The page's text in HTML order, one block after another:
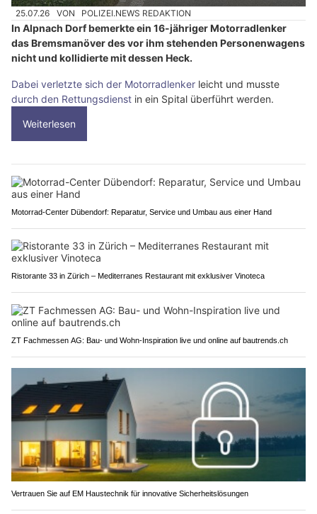
25.07.26 VON POLIZEI.NEWS REDAKTION
In Alpnach Dorf bemerkte ein 16-jähriger Motorradlenker
das Bremsmanöver des vor ihm stehenden Personenwagens
nicht und kollidierte mit dessen Heck.
Dabei verletzte sich der Motorradlenker leicht und musste
durch den Rettungsdienst in ein Spital überführt werden.
Weiterlesen
Motorrad-Center Dübendorf: Reparatur, Service und Umbau aus einer Hand
Ristorante 33 in Zürich – Mediterranes Restaurant mit exklusiver Vinoteca
ZT Fachmessen AG: Bau- und Wohn-Inspiration live und online auf bautrends.ch
Vertrauen Sie auf EM Haustechnik für innovative Sicherheitslösungen